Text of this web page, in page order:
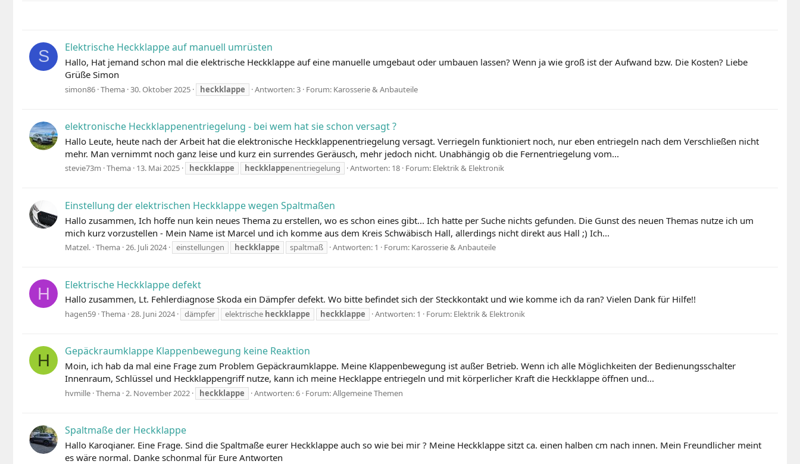
S Elektrische Heckklappe auf manuell umrüsten
Hallo, Hat jemand schon mal die elektrische Heckklappe auf eine manuelle umgebaut oder umbauen lassen? Wenn ja wie groß ist der Aufwand bzw. Die Kosten? Liebe
Grüße Simon
simon86 Thema 30. Oktober 2025 heckklappe Antworten: 3 Forum: Karosserie & Anbauteile
elektronische Heckklappenentriegelung - bei wem hat sie schon versagt ?
Hallo Leute, heute nach der Arbeit hat die elektronische Heckklappenentriegelung versagt. Verriegeln funktioniert noch, nur eben entriegeln nach dem Verschließen nicht
mehr. Man vernimmt noch ganz leise und kurz ein surrendes Geräusch, mehr jedoch nicht. Unabhängig ob die Fernentriegelung vom...
stevie73m Thema 13. Mai 2025 heckklappe heckklappenentriegelung Antworten: 18 Forum: Elektrik & Elektronik
Einstellung der elektrischen Heckklappe wegen Spaltmaßen
Hallo zusammen, Ich hoffe nun kein neues Thema zu erstellen, wo es schon eines gibt... Ich hatte per Suche nichts gefunden. Die Gunst des neuen Themas nutze ich um
mich kurz vorzustellen - Mein Name ist Marcel und ich komme aus dem Kreis Schwäbisch Hall, allerdings nicht direkt aus Hall ;) Ich...
Matzel. Thema 26. Juli 2024 einstellungen heckklappe spaltmaß Antworten: 1 Forum: Karosserie & Anbauteile
H Elektrische Heckklappe defekt
Hallo zusammen, Lt. Fehlerdiagnose Skoda ein Dämpfer defekt. Wo bitte befindet sich der Steckkontakt und wie komme ich da ran? Vielen Dank für Hilfe!!
hagen59 Thema 28. Juni 2024 dämpfer elektrische heckklappe heckklappe Antworten: 1 Forum: Elektrik & Elektronik
H Gepäckraumklappe Klappenbewegung keine Reaktion
Moin, ich hab da mal eine Frage zum Problem Gepäckraumklappe. Meine Klappenbewegung ist außer Betrieb. Wenn ich alle Möglichkeiten der Bedienungsschalter
Innenraum, Schlüssel und Heckklappengriff nutze, kann ich meine Hecklappe entriegeln und mit körperlicher Kraft die Heckklappe öffnen und...
hvmille Thema 2. November 2022 heckklappe Antworten: 6 Forum:Allgemeine Themen
Spaltmaße der Heckklappe
Hallo Karoqianer. Eine Frage. Sind die Spaltmaße eurer Heckklappe auch so wie bei mir ? Meine Heckklappe sitzt ca. einen halben cm nach innen. Mein Freundlicher meint
es wäre normal. Danke schonmal für Eure Antworten